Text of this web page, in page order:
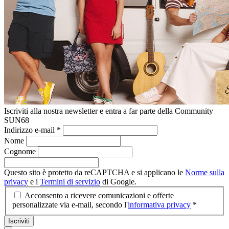
Iscriviti alla nostra newsletter e entra a far parte della Community
SUN68
Indirizzo e-mail *
Nome
Cognome
Questo sito è protetto da reCAPTCHA e si applicano le Norme sulla
privacy e i Termini di servizio di Google.
Acconsento a ricevere comunicazioni e offerte
personalizzate via e-mail, secondo l'informativa privacy *
Iscriviti